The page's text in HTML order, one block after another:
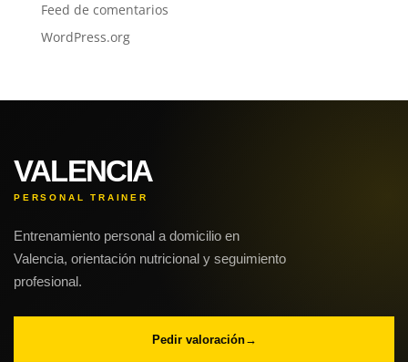
Feed de comentarios
WordPress.org
VALENCIA
PERSONAL TRAINER
Entrenamiento personal a domicilio en
Valencia, orientación nutricional y seguimiento
profesional.
Pedir valoración→